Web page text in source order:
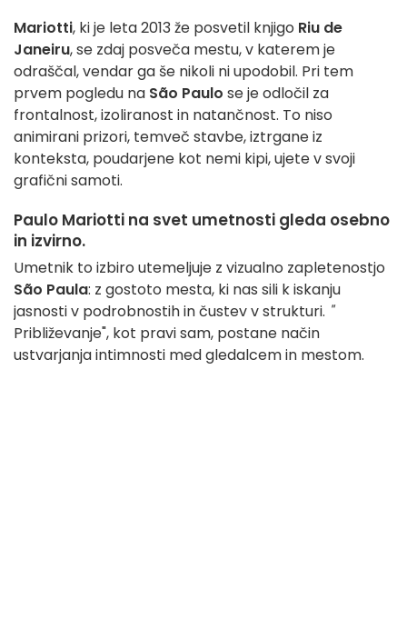
Mariotti, ki je leta 2013 že posvetil knjigo Riu de
Janeiru, se zdaj posveča mestu, v katerem je
odraščal, vendar ga še nikoli ni upodobil. Pri tem
prvem pogledu na São Paulo se je odločil za
frontalnost, izoliranost in natančnost. To niso
animirani prizori, temveč stavbe, iztrgane iz
konteksta, poudarjene kot nemi kipi, ujete v svoji
grafični samoti.
Paulo Mariotti na svet umetnosti gleda osebno
in izvirno.
Umetnik to izbiro utemeljuje z vizualno zapletenostjo
São Paula: z gostoto mesta, ki nas sili k iskanju
jasnosti v podrobnostih in čustev v strukturi. "
Približevanje", kot pravi sam, postane način
ustvarjanja intimnosti med gledalcem in mestom.